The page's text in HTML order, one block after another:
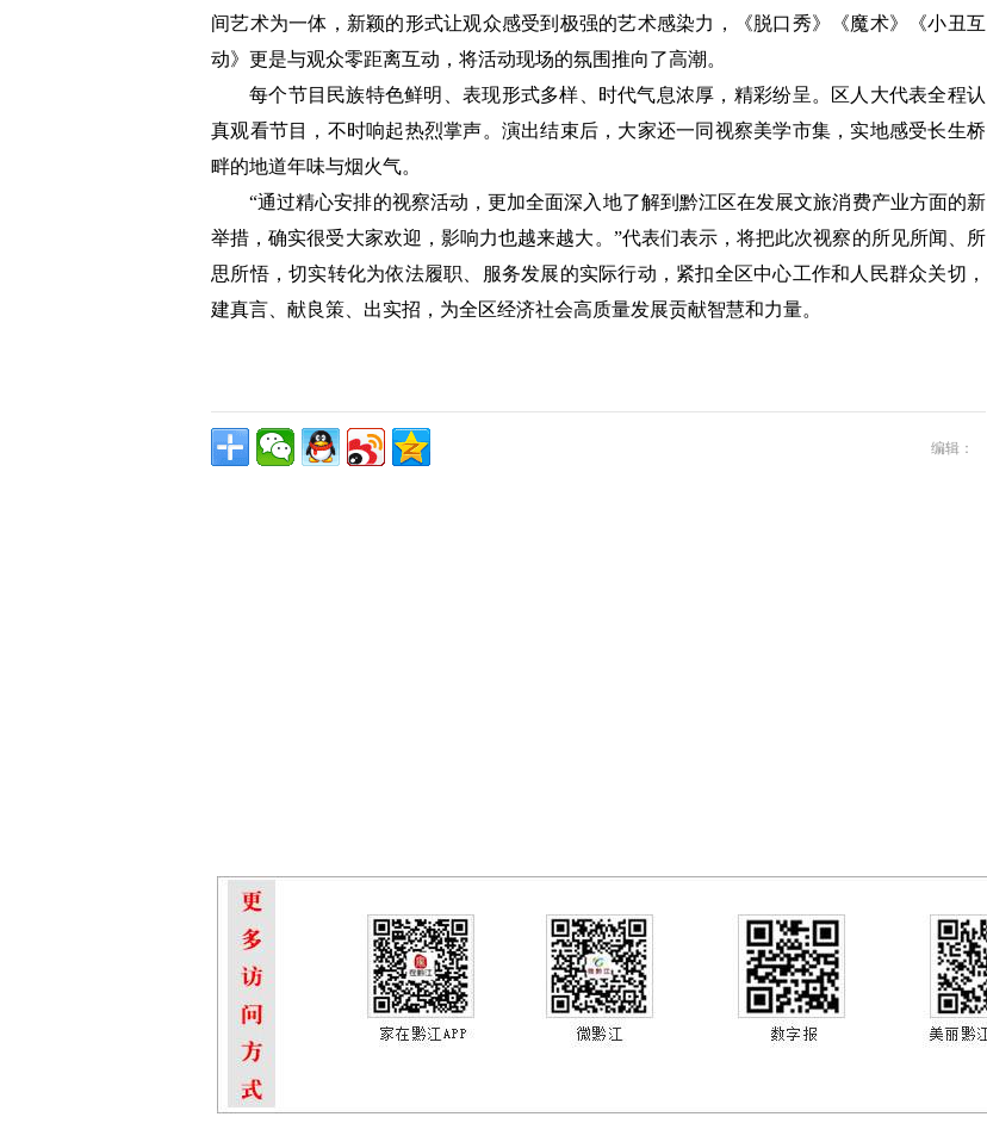
间艺术为一体，新颖的形式让观众感受到极强的艺术感染力，《脱口秀》《魔术》《小丑互
动》更是与观众零距离互动，将活动现场的氛围推向了高潮。
每个节目民族特色鲜明、表现形式多样、时代气息浓厚，精彩纷呈。区人大代表全程认
真观看节目，不时响起热烈掌声。演出结束后，大家还一同视察美学市集，实地感受长生桥
畔的地道年味与烟火气。
“通过精心安排的视察活动，更加全面深入地了解到黔江区在发展文旅消费产业方面的新
举措，确实很受大家欢迎，影响力也越来越大。”代表们表示，将把此次视察的所见所闻、所
思所悟，切实转化为依法履职、服务发展的实际行动，紧扣全区中心工作和人民群众关切，
建真言、献良策、出实招，为全区经济社会高质量发展贡献智慧和力量。
编辑：